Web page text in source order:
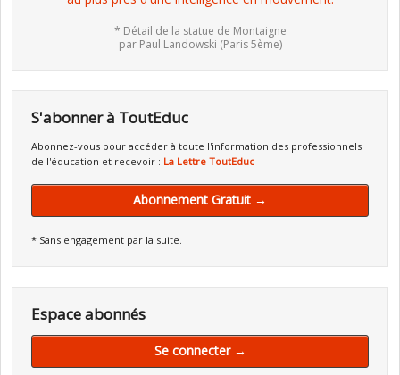
* Détail de la statue de Montaigne
par Paul Landowski (Paris 5ème)
S'abonner à ToutEduc
Abonnez-vous pour accéder à toute l'information des professionnels
de l'éducation et recevoir : La Lettre ToutEduc
Abonnement Gratuit →
* Sans engagement par la suite.
Espace abonnés
Se connecter →